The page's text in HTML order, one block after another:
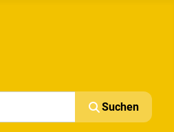
Suchen